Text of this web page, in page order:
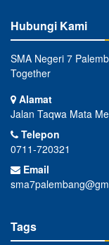
Hubungi Kami
SMA Negeri 7
Together
Alamat
Jalan Taqwa Mata
Telepon
0711-720321
Email
Tags